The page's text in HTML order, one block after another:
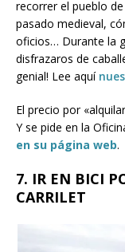
recorrer el pueblo
pasado medieval,
oficios… Durante la
disfrazaros de
genial! Lee aquí
El precio por
Y se pide en la
en su página web.
7. IR EN BICI
CARRILET